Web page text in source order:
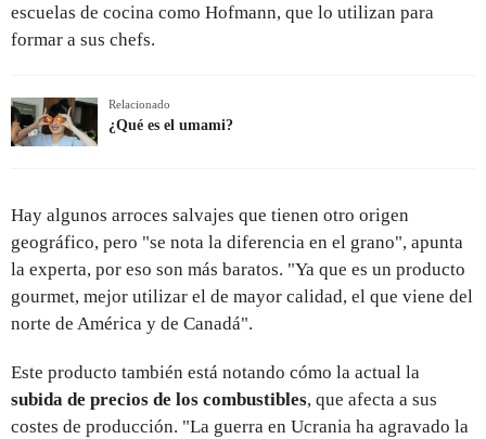
escuelas de cocina como Hofmann, que lo utilizan para
formar a sus chefs.
Relacionado
¿Qué es el umami?
Hay algunos arroces salvajes que tienen otro origen
geográfico, pero "se nota la diferencia en el grano", apunta
la experta, por eso son más baratos. "Ya que es un producto
gourmet, mejor utilizar el de mayor calidad, el que viene del
norte de América y de Canadá".
Este producto también está notando cómo la actual la
subida de precios de los combustibles, que afecta a sus
costes de producción. "La guerra en Ucrania ha agravado la